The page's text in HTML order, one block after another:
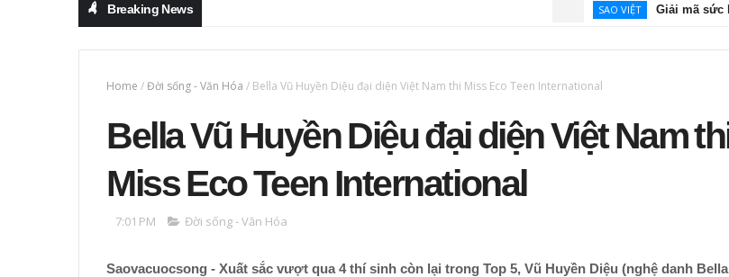
Breaking News Giải mã sức hút của
Home /Đời sống - Văn Hóa / Bella Vũ Huyền Diệu đại diện Việt Nam thi Miss Eco Teen International
Bella Vũ Huyền Diệu đại diện Việt Nam
Miss Eco Teen International
7:01 PM Đời sống - Văn Hóa
Saovacuocsong - Xuất sắc vượt qua 4 thí sinh còn lại trong Top 5, Vũ Huyền Diệu (nghệ danh Bella